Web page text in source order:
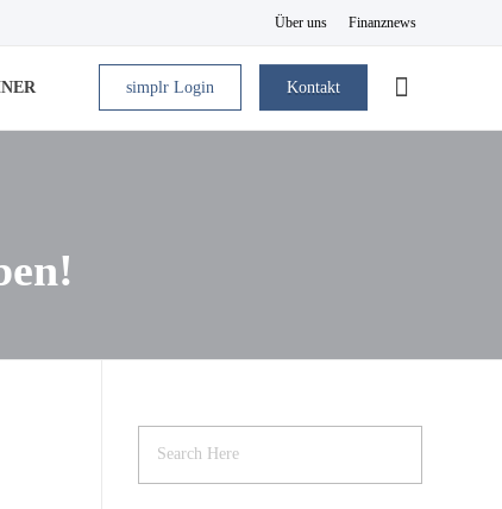
Über uns Finanznews
Kontakt
simplr Login